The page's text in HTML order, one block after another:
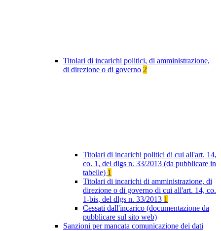
Titolari di incarichi politici, di amministrazione,
di direzione o di governo 2
Titolari di incarichi politici di cui all'art. 14,
co. 1, del dlgs n. 33/2013 (da pubblicare in
tabelle) 1
Titolari di incarichi di amministrazione, di
direzione o di governo di cui all'art. 14, co.
1-bis, del dlgs n. 33/2013 1
Cessati dall'incarico (documentazione da
pubblicare sul sito web)
Sanzioni per mancata comunicazione dei dati